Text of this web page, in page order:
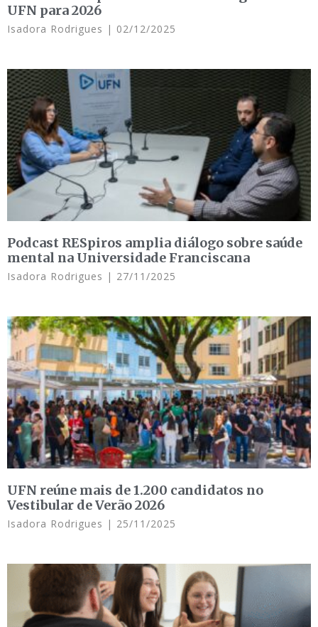
UFN para 2026
Isadora Rodrigues 02/12/2025
Podcast RESpiros amplia diálogo sobre saúde
mental na Universidade Franciscana
Isadora Rodrigues 27/11/2025
UFN reúne mais de 1.200 candidatos no
Vestibular de Verão 2026
Isadora Rodrigues 25/11/2025